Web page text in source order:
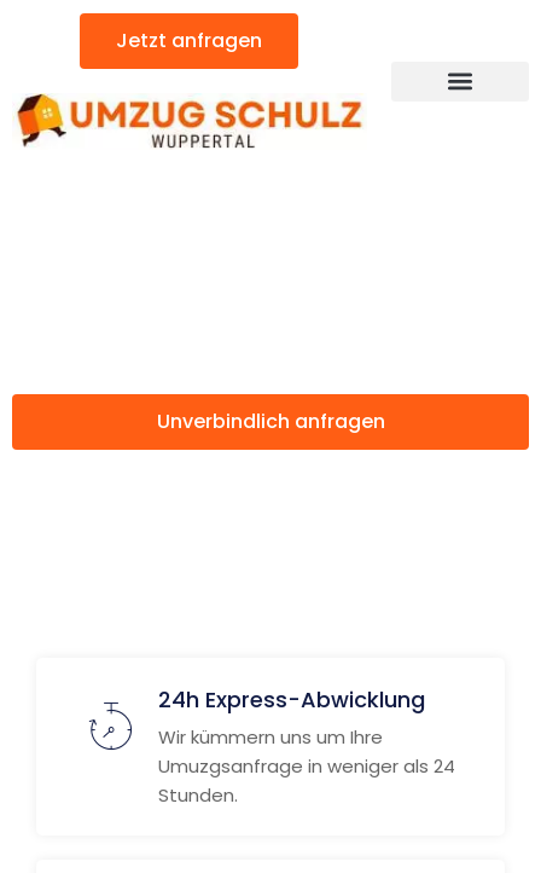
Jetzt anfragen
Unverbindlich anfragen
24h Express-Abwicklung
Wir kümmern uns um Ihre
Umuzgsanfrage in weniger als 24
Stunden.